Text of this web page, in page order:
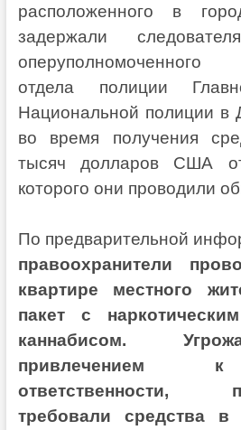
расположенного в
задержали
оперуполномоченного
отдела полиции
Национальной полиции в
во время получения
тысяч долларов США
которого они проводили
По предварительной
правоохранители
квартире местного
пакет с
каннабисом.
привлечением к
ответственности,
требовали средства